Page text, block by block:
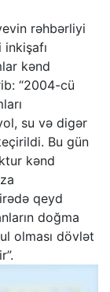
rəhbərliyi
kənd
“2004-cü
su və digər
Bu gün
kənd
qeyd
doğma
olması dövlət